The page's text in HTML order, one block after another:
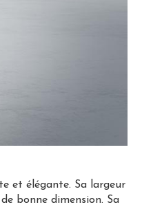
et élégante. Sa largeur
bonne dimension. Sa